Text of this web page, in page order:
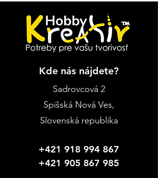
Kde nás nájdete?
Sadrovcová 2
Spišská Nová Ves,
Slovenská republika
+421 918 994 867
+421 905 867 985